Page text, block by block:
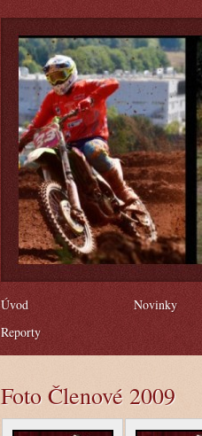
Úvod Novinky
Reporty
Foto Členové 2009